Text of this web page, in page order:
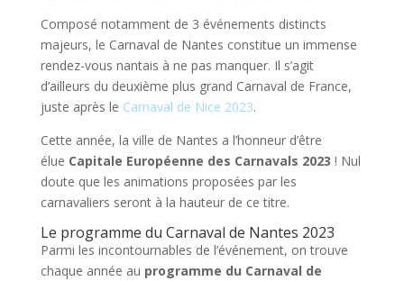
Composé notamment de 3 événements distincts
majeurs, le Carnaval de Nantes constitue un immense
rendez-vous nantais à ne pas manquer. Il s’agit
d’ailleurs du deuxième plus grand Carnaval de France,
juste après le Carnaval de Nice 2023.
Cette année, la ville de Nantes a l’honneur d’être
élue Capitale Européenne des Carnavals 2023 ! Nul
doute que les animations proposées par les
carnavaliers seront à la hauteur de ce titre.
Le programme du Carnaval de Nantes 2023
Parmi les incontournables de l’événement, on trouve
chaque année au programme du Carnaval de